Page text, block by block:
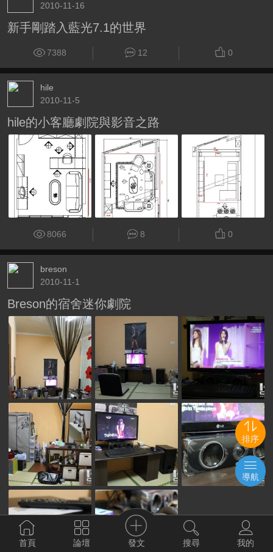
2010-11-16
新手剛踏入藍光7.1的世界
7388 12 0
hile
2010-11-5
hile的小客廳劇院與影音之路
8066 8 0
breson
2010-11-1
Breson的宿舍迷你劇院
首頁 論壇 發文 搜尋 我的
排序
導航